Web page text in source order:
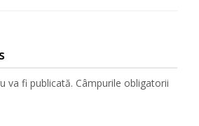
va fi publicată. Câmpurile obligatorii